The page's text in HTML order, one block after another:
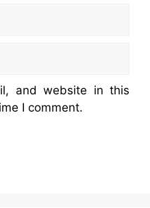
and website in this
I comment.